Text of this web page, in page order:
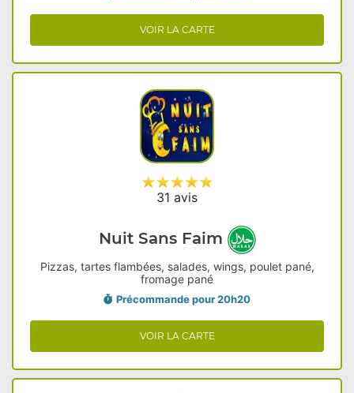
VOIR LA CARTE
31 avis
Nuit Sans Faim
Pizzas, tartes flambées, salades, wings, poulet pané,
fromage pané
Précommande pour 20h20
VOIR LA CARTE